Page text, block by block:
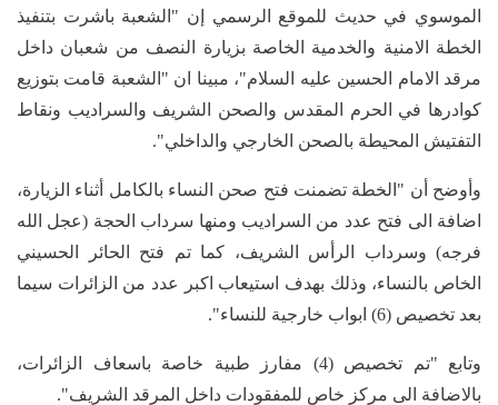
الموسوي في حديث للموقع الرسمي إن "الشعبة باشرت بتنفيذ
الخطة الامنية والخدمية الخاصة بزيارة النصف من شعبان داخل
مرقد الامام الحسين عليه السلام"، مبينا ان "الشعبة قامت بتوزيع
كوادرها في الحرم المقدس والصحن الشريف والسراديب ونقاط
التفتيش المحيطة بالصحن الخارجي والداخلي".
وأوضح أن "الخطة تضمنت فتح صحن النساء بالكامل أثناء الزيارة،
اضافة الى فتح عدد من السراديب ومنها سرداب الحجة (عجل الله
فرجه) وسرداب الرأس الشريف، كما تم فتح الحائر الحسيني
الخاص بالنساء، وذلك بهدف استيعاب اكبر عدد من الزائرات سيما
بعد تخصيص (6) ابواب خارجية للنساء".
وتابع "تم تخصيص (4) مفارز طبية خاصة باسعاف الزائرات،
بالاضافة الى مركز خاص للمفقودات داخل المرقد الشريف".